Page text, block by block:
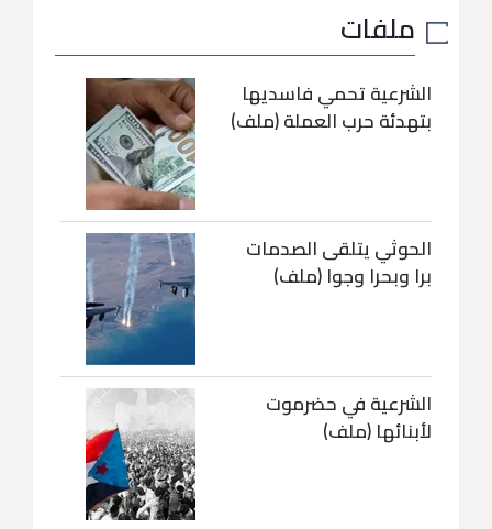
ملفات
الشرعية تحمي فاسديها
بتهدئة حرب العملة (ملف)
الحوثي يتلقى الصدمات
برا وبحرا وجوا (ملف)
الشرعية في حضرموت
لأبنائها (ملف)